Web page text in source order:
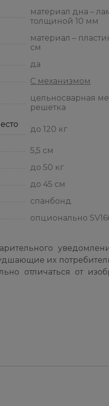
материал дна –
толщиной 10 мм
материал –
см
да
С механизмом
цельносварная
решетка
до 120 кг
5,5 см
до 50 кг
до 45 см
спанбонд
опционально
их
отличаться от